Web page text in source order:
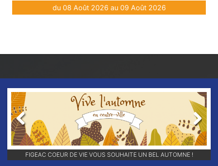
du 08 Août 2026 au 09 Août 2026
FIGEAC COEUR DE VIE VOUS SOUHAITE UN BEL AUTOMNE !
RETROUVEZ-NOUS SUR NOS RÉSEAUX SOCIAUX ET ABONNEZ-VOUS
POUR NE RIEN LOUPER DE NOS ANIMATIONS !!
Previous Next